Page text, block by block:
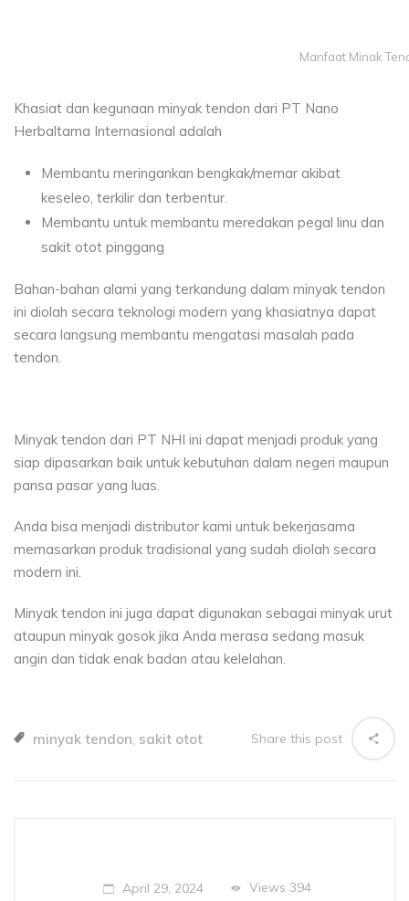
Manfaat Minak
Khasiat dan kegunaan minyak tendon dari PT Nano
Herbaltama Internasional adalah
Membantu meringankan bengkak/memar akibat
keseleo, terkilir dan terbentur.
Membantu untuk membantu meredakan pegal linu dan
sakit otot pinggang
Bahan-bahan alami yang terkandung dalam minyak tendon
ini diolah secara teknologi modern yang khasiatnya dapat
secara langsung membantu mengatasi masalah pada
tendon.
Minyak tendon dari PT NHI ini dapat menjadi produk yang
siap dipasarkan baik untuk kebutuhan dalam negeri maupun
pansa pasar yang luas.
Anda bisa menjadi distributor kami untuk bekerjasama
memasarkan produk tradisional yang sudah diolah secara
modern ini.
Minyak tendon ini juga dapat digunakan sebagai minyak urut
ataupun minyak gosok jika Anda merasa sedang masuk
angin dan tidak enak badan atau kelelahan.
minyak tendon sakit otot Share this post
April 29, 2024 Views 394